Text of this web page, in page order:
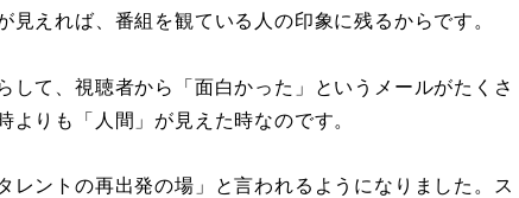
見えれば、番組を観ている人の印象に残るからです。
て、視聴者から「面白かった」というメールがたくさ
りも「人間」が見えた時なのです。
ントの再出発の場」と言われるようになりました。ス